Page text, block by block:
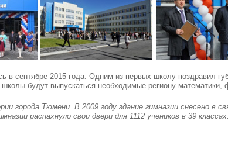
в сентябре 2015 года. Одним из первых школу поздравил
будут выпускаться необходимые региону математики,
города Тюмени. В 2009 году здание гимназии снесено в
распахнуло свои двери для 1112 учеников в 39 классах.